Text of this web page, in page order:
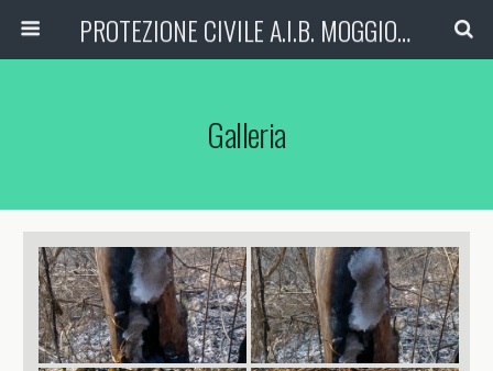
PROTEZIONE CIVILE A.I.B. MOGGIO (LC)
Galleria